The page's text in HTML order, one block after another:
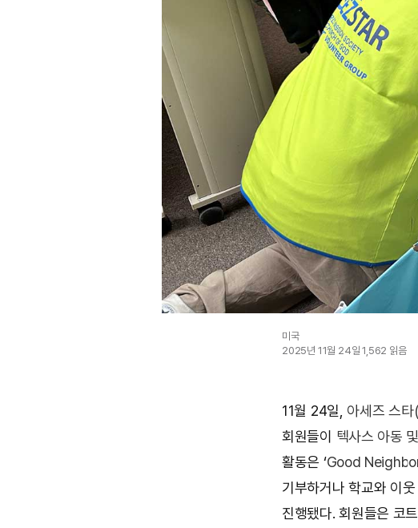
미국
2025년 11월 24일 1,562 읽음
11월 24일, 아세즈 스
회원들이 텍사스 아동
활동은 ‘Good
기부하거나 학교와 이
진행됐다. 회원들은 코